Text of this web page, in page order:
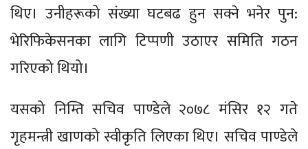
थिए। उनीहरूको संख्या घटबढ हुन सक्ने भनेर पुन:
भेरिफिकेसनका लागि टिप्पणी उठाएर समिति गठन
गरिएको थियो।
यसको निम्ति सचिव पाण्डेले २०७८ मंसिर १२ गते
गृहमन्त्री खाणको स्वीकृति लिएका थिए। सचिव पाण्डेले